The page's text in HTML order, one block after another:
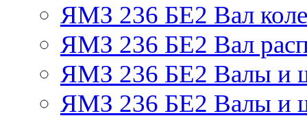
ЯМЗ 236 БЕ2 Вал
ЯМЗ 236 БЕ2 Вал
ЯМЗ 236 БЕ2 Валы и
ЯМЗ 236 БЕ2 Валы и